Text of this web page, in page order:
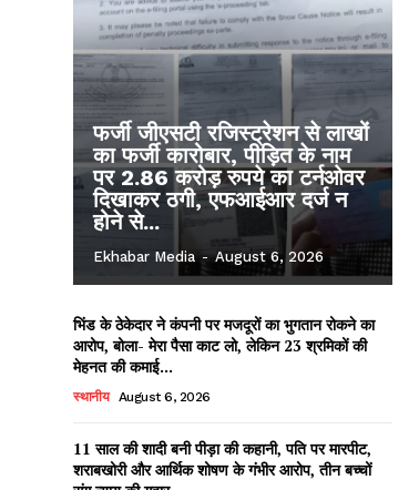
फर्जी जीएसटी रजिस्ट्रेशन से लाखों
का फर्जी कारोबार, पीड़ित के नाम
पर 2.86 करोड़ रुपये का टर्नओवर
दिखाकर ठगी, एफआईआर दर्ज न
होने से...
Ekhabar Media - August 6, 2026
भिंड के ठेकेदार ने कंपनी पर मजदूरों का भुगतान रोकने का
आरोप, बोला- मेरा पैसा काट लो, लेकिन 23 श्रमिकों की
मेहनत की कमाई...
स्थानीय August 6, 2026
11 साल की शादी बनी पीड़ा की कहानी, पति पर मारपीट,
शराबखोरी और आर्थिक शोषण के गंभीर आरोप, तीन बच्चों